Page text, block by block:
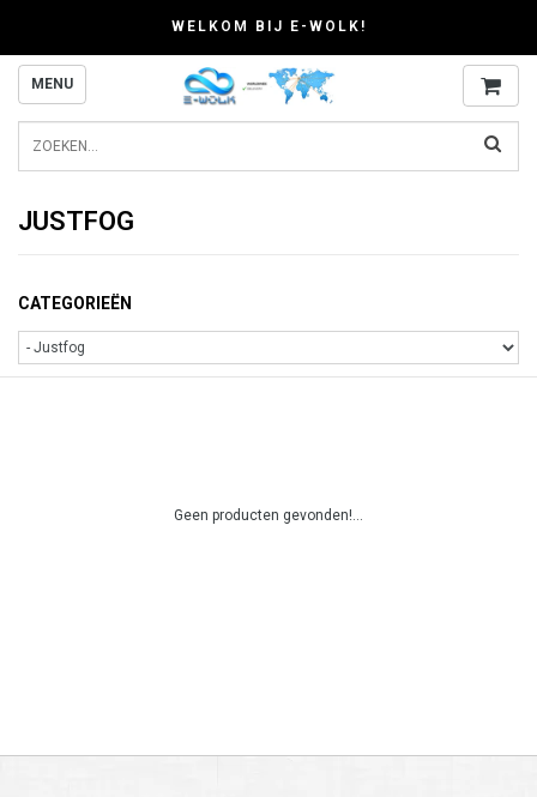
WELKOM BIJ E-WOLK!
MENU
JUSTFOG
CATEGORIEËN
Geen producten gevonden!...